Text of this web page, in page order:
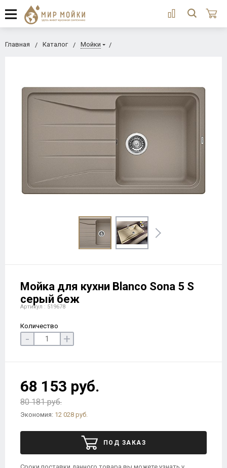
Главная Каталог Мойки
Мойка для кухни Blanco Sona 5 S
серый беж
Артикул : 519678
Количество
- +
68 153 руб.
80 181 руб.
Экономия: 12 028 руб.
ПОД ЗАКАЗ